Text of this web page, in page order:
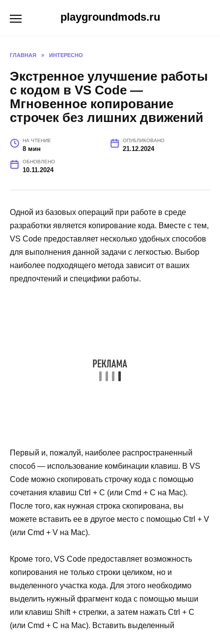
playgroundmods.ru
ГЛАВНАЯ » ИНТЕРЕСНО
Экстренное улучшение работы
с кодом в VS Code —
Мгновенное копирование
строчек без лишних движений
НА ЧТЕНИЕ
8 мин
ОПУБЛИКОВАНО
21.12.2024
ОБНОВЛЕНО
10.11.2024
Одной из базовых операций при работе в среде
разработки является копирование кода. Вместе с тем,
VS Code предоставляет несколько удобных способов
для выполнения данной задачи с легкостью. Выбор
наиболее подходящего метода зависит от ваших
предпочтений и специфики работы.
Первый и, пожалуй, наиболее распространенный
способ — использование комбинации клавиш. В VS
Code можно скопировать строчку кода с помощью
сочетания клавиш Ctrl + C (или Cmd + C на Mac).
После того, как нужная строка скопирована, вы
можете вставить ее в другое место с помощью Ctrl + V
(или Cmd + V на Mac).
Кроме того, VS Code предоставляет возможность
копирования не только строки целиком, но и
выделенного участка кода. Для этого необходимо
выделить нужный фрагмент кода с помощью мыши
или клавиш Shift + стрелки, а затем нажать Ctrl + C
(или Cmd + C на Mac). Вставить выделенный